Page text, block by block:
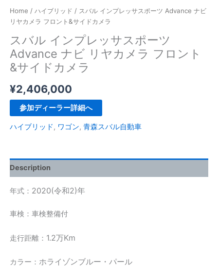
Home / ハイブリッド / スバル インプレッサスポーツ Advance ナビ
リヤカメラ フロント&サイドカメラ
スバル インプレッサスポーツ
Advance ナビ リヤカメラ フロント
&サイドカメラ
¥2,406,000
参加ディーラー詳細へ
ハイブリッド , ワゴン, 青森スバル自動車
Description
年式： 2020(令和2)年
車検：車検整備付
走行距離： 1.2万Km
カラー： ホライゾンブルー・パール